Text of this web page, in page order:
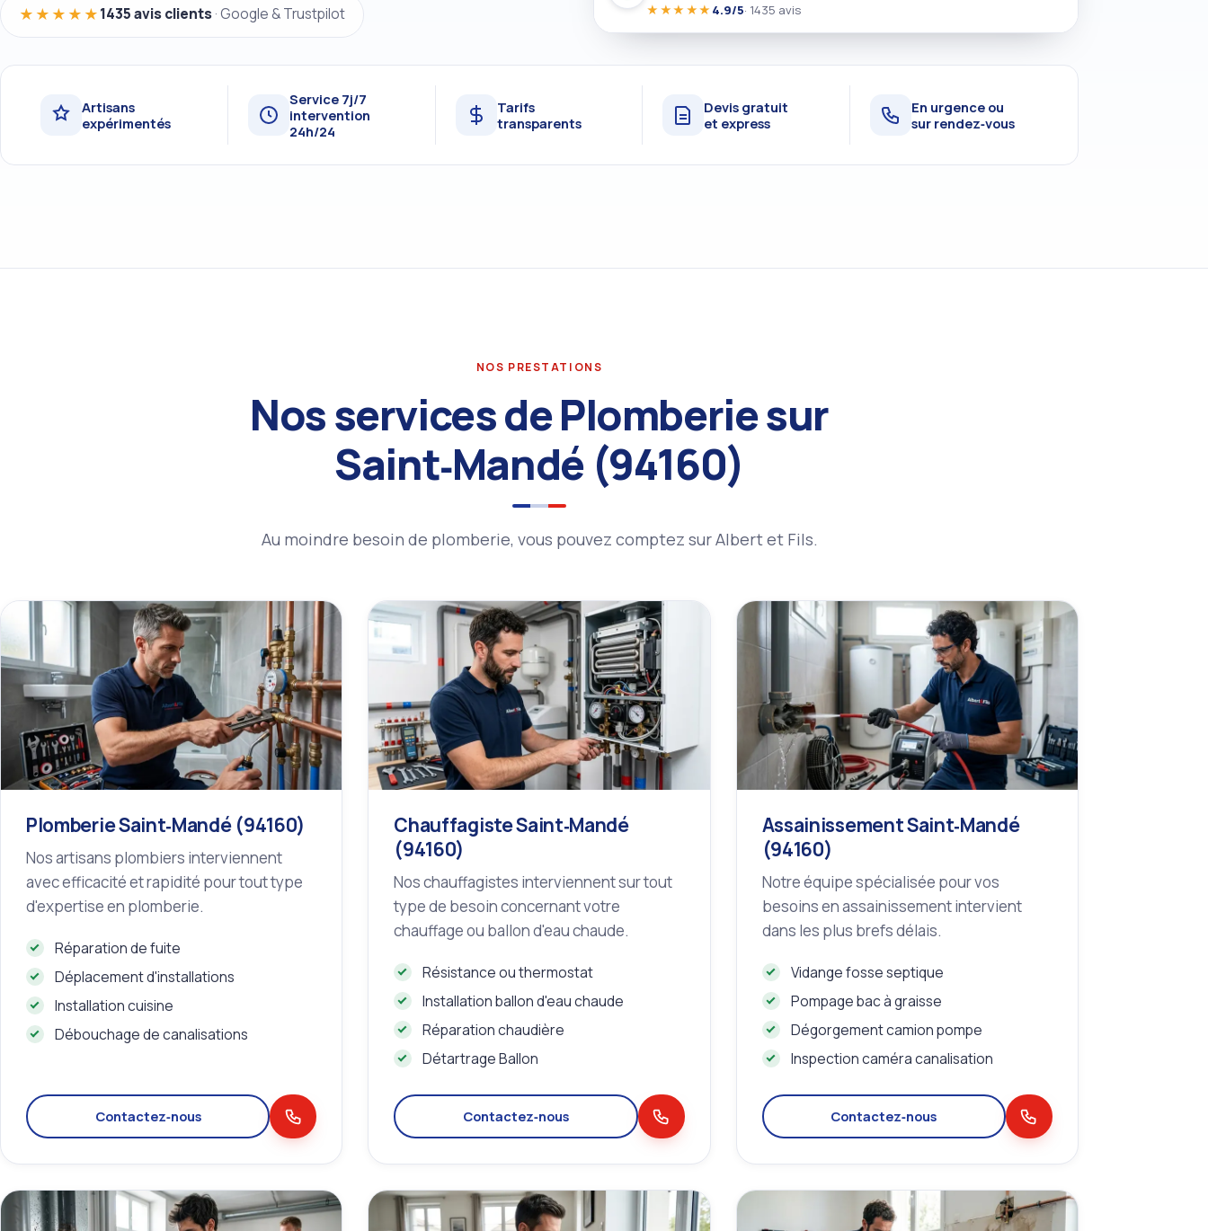
★★★★★1435 avis clients· Google & Trustpilot ★★★★★ 4.9/5· 1435 avis
Artisans
expérimentés
Service 7j/7
intervention
24h/24
Tarifs
transparents
Devis gratuit
et express
En urgence ou
sur rendez‑vous
NOS PRESTATIONS
Nos services de Plomberie sur
Saint‑Mandé (94160)
Au moindre besoin de plomberie, vous pouvez comptez sur Albert et Fils.
Plomberie Saint‑Mandé (94160)
Nos artisans plombiers interviennent
avec efficacité et rapidité pour tout type
d'expertise en plomberie.
Réparation de fuite
Déplacement d'installations
Installation cuisine
Débouchage de canalisations
Contactez‑nous
Chauffagiste Saint‑Mandé
(94160)
Nos chauffagistes interviennent sur tout
type de besoin concernant votre
chauffage ou ballon d'eau chaude.
Résistance ou thermostat
Installation ballon d'eau chaude
Réparation chaudière
Détartrage Ballon
Contactez‑nous
Assainissement Saint‑Mandé
(94160)
Notre équipe spécialisée pour vos
besoins en assainissement intervient
dans les plus brefs délais.
Vidange fosse septique
Pompage bac à graisse
Dégorgement camion pompe
Inspection caméra canalisation
Contactez‑nous